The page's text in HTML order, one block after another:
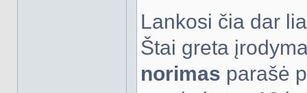
Lankosi čia dar
Štai greta
norimas parašė